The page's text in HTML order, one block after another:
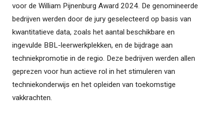
voor de William Pijnenburg Award 2024. De genomineerde
bedrijven werden door de jury geselecteerd op basis van
kwantitatieve data, zoals het aantal beschikbare en
ingevulde BBL-leerwerkplekken, en de bijdrage aan
techniekpromotie in de regio. Deze bedrijven werden allen
geprezen voor hun actieve rol in het stimuleren van
techniekonderwijs en het opleiden van toekomstige
vakkrachten.